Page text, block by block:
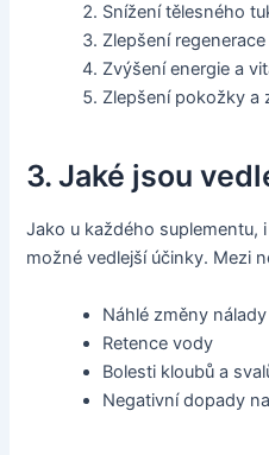
Snížení tělesného
Zlepšení
Zvýšení energie a
Zlepšení pokožky a
3. Jaké jsou
Jako u každého suplementu,
možné vedlejší účinky. Mezi
Náhlé změny nálady
Retence vody
Bolesti kloubů a
Negativní dopady